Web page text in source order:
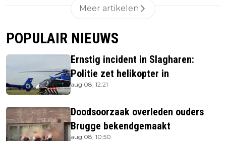
Meer artikelen
POPULAIR NIEUWS
Ernstig incident in Slagharen:
Politie zet helikopter in
aug 08, 12:21
Doodsoorzaak overleden ouders
Brugge bekendgemaakt
aug 08, 10:50